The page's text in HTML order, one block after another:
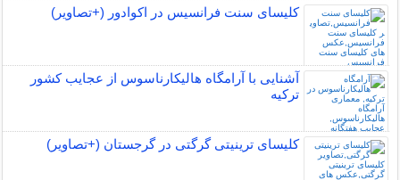
کلیسای سنت فرانسیس در اکوادور (+تصاویر)
آشنایی با آرامگاه هالیکارناسوس از عجایب کشور
ترکیه
کلیسای ترینیتی گرگتی در گرجستان (+تصاویر)